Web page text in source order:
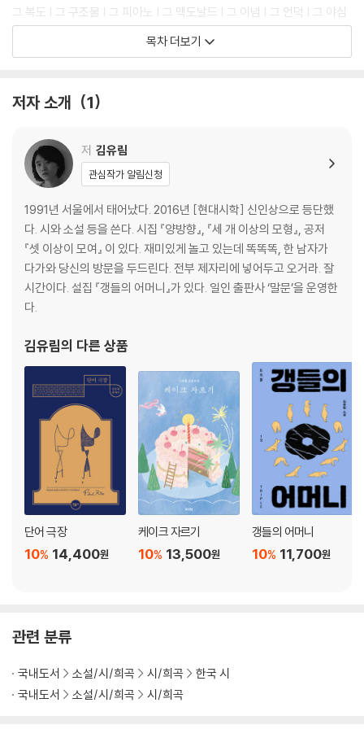
그 복도 | 그 구조물 | 그 피아노 | 그 맥도날드 | 그 이념 | 그 언덕 | 그 야심
| 그 턱 | 그 벽장 | 그 벽장 | 그 욕조 | 그 사실 | 그 기원 | 그 아파트 | 그 트
럭 | 그 책 | 그 도로 | 그 외곽 | 그 공장단지 | 그 공원 | 그 푸른 것 | 그 드라
3
손목 | 그 역사 | 그 광주 | 그 실종 | 그 약속 | 그 꽃 | 그 자유 | 그 문 | 그 욕
망 | 그 길 | 그 풍선 | 그 기억 | 그 커피 | 그 차 | 그 길 | 그 길 | 그 전생 | 그
전생 | 그 전생 | 그 전생 | 그 전생 | 사랑 | 그 폭력 | 그 모자
발문
시와 사랑과 자동차 · 김보경
목차 더보기
저자 소개 1
저 김유림
관심작가 알림신청
1991년 서울에서 태어났다. 2016년 [현대시학] 신인상으로 등단했
다. 시와 소설 등을 쓴다. 시집 『양방향』, 『세 개 이상의 모형』, 공저
『셋 이상이 모여』 이 있다. 재미있게 놀고 있는데 똑똑똑, 한 남자가
다가와 당신의 방문을 두드린다. 전부 제자리에 넣어두고 오거라. 잘
시간이다. 설집 『갱들의 어머니』가 있다. 일인 출판사 ‘말문’을 운영한
다.
김유림의 다른 상품
단어 극장
14,400원
10%
케이크 자르기
13,500원
10%
갱들의 어머니
11,700원
10%
관련 분류
국내도서 소설/시/희곡 시/희곡
한국 시
국내도서
소설/시/희곡 시/희곡